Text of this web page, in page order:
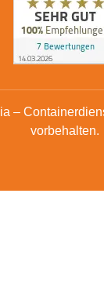
–
vorbehalten.